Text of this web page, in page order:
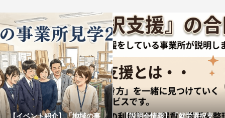
【イベント紹介】「地域の事 【説明会情報】「就労選択支